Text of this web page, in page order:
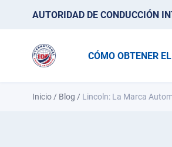
AUTORIDAD DE CONDUCCIÓN
CÓMO OBTENER
Inicio / Blog / Lincoln: La Marca